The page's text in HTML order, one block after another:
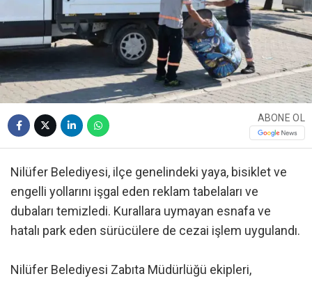
ABONE OL
Nilüfer Belediyesi, ilçe genelindeki yaya, bisiklet ve
engelli yollarını işgal eden reklam tabelaları ve
dubaları temizledi. Kurallara uymayan esnafa ve
hatalı park eden sürücülere de cezai işlem uygulandı.
Nilüfer Belediyesi Zabıta Müdürlüğü ekipleri,